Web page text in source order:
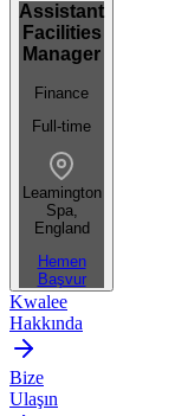
Assistant
Facilities
Manager
Finance
Full-time
Leamington
Spa,
England
Hemen
Başvur
Kwalee
Hakkında
Bize
Ulaşın